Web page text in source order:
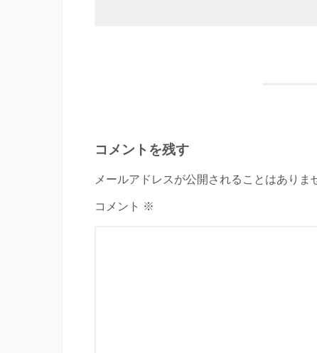
コメントを残す
メールアドレスが公開されることはあり
コメント ※